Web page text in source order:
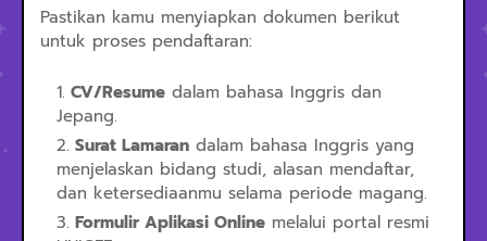
Pastikan kamu menyiapkan dokumen berikut
untuk proses pendaftaran:
CV/Resume dalam bahasa Inggris dan
Jepang.
Surat Lamaran dalam bahasa Inggris yang
menjelaskan bidang studi, alasan mendaftar,
dan ketersediaanmu selama periode magang.
Formulir Aplikasi Online melalui portal resmi